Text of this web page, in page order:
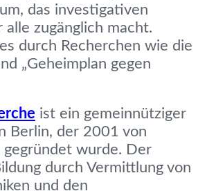
das investigativen
alle zugänglich macht.
durch Recherchen wie die
„Geheimplan gegen
ist ein gemeinnütziger
Berlin, der 2001 von
gegründet wurde. Der
durch Vermittlung von
und den